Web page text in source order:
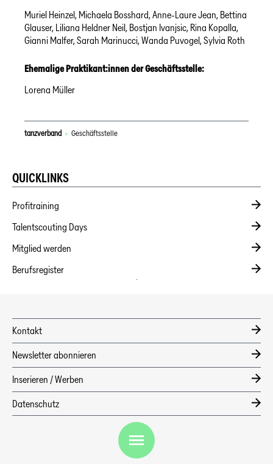
Muriel Heinzel, Michaela Bosshard, Anne-Laure Jean, Bettina
Glauser, Liliana Heldner Neil, Bostjan Ivanjsic, Rina Kopalla,
Gianni Malfer, Sarah Marinucci, Wanda Puvogel, Sylvia Roth
Ehemalige Praktikant:innen der Geschäftsstelle:
Lorena Müller
tanzverband » Geschäftsstelle
QUICKLINKS
Profitraining
Talentscouting Days
Mitglied werden
Berufsregister
Kontakt
Newsletter abonnieren
Inserieren / Werben
Datenschutz